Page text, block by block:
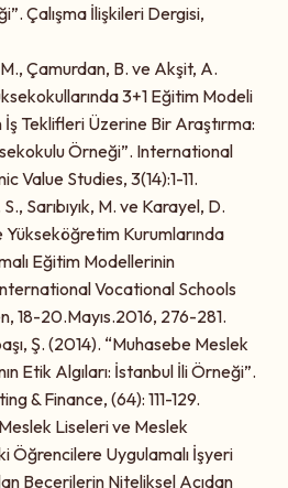
Çalışma İlişkileri Dergisi,
Çamurdan, B. ve Akşit, A.
3+1 Eğitim Modeli
İş Teklifleri Üzerine Bir Araştırma:
Örneği”. International
Value Studies, 3(14):1-11.
Sarıbıyık, M. ve Karayel, D.
Yükseköğretim Kurumlarında
Eğitim Modellerinin
Vocational Schools
18-20.Mayıs.2016, 276-281.
Ş. (2014). “Muhasebe Meslek
Etik Algıları: İstanbul İli Örneği”.
& Finance, (64): 111-129.
Liseleri ve Meslek
Öğrencilere Uygulamalı İşyeri
Becerilerin Niteliksel Açıdan